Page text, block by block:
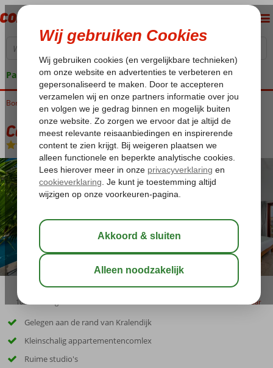
Pakketgarantie
Home
Bonaire Kralendijk Casita Palma Boutique Resort
Casita Palma Boutique Resort
Logies-Appartement
10:00 bewaar
Gelegen aan de rand van Kralendijk
Kleinschalig appartementencomlex
Ruime studio's